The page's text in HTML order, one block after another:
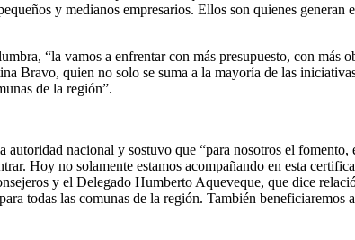
y medianos empresarios. Ellos son quienes generan
“la vamos a enfrentar con más presupuesto, con más
Bravo, quien no solo se suma a la mayoría de las
de la región”.
nacional y sostuvo que “para nosotros el
Hoy no solamente estamos acompañando en esta
y el Delegado Humberto Aqueveque, que dice
todas las comunas de la región. También